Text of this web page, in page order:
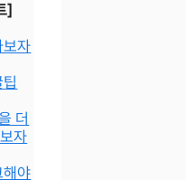
]
보자
더
자
해야